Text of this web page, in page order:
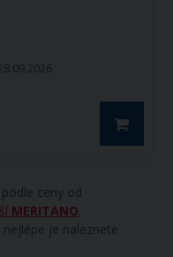
ceny od
MERITANO
je naleznete